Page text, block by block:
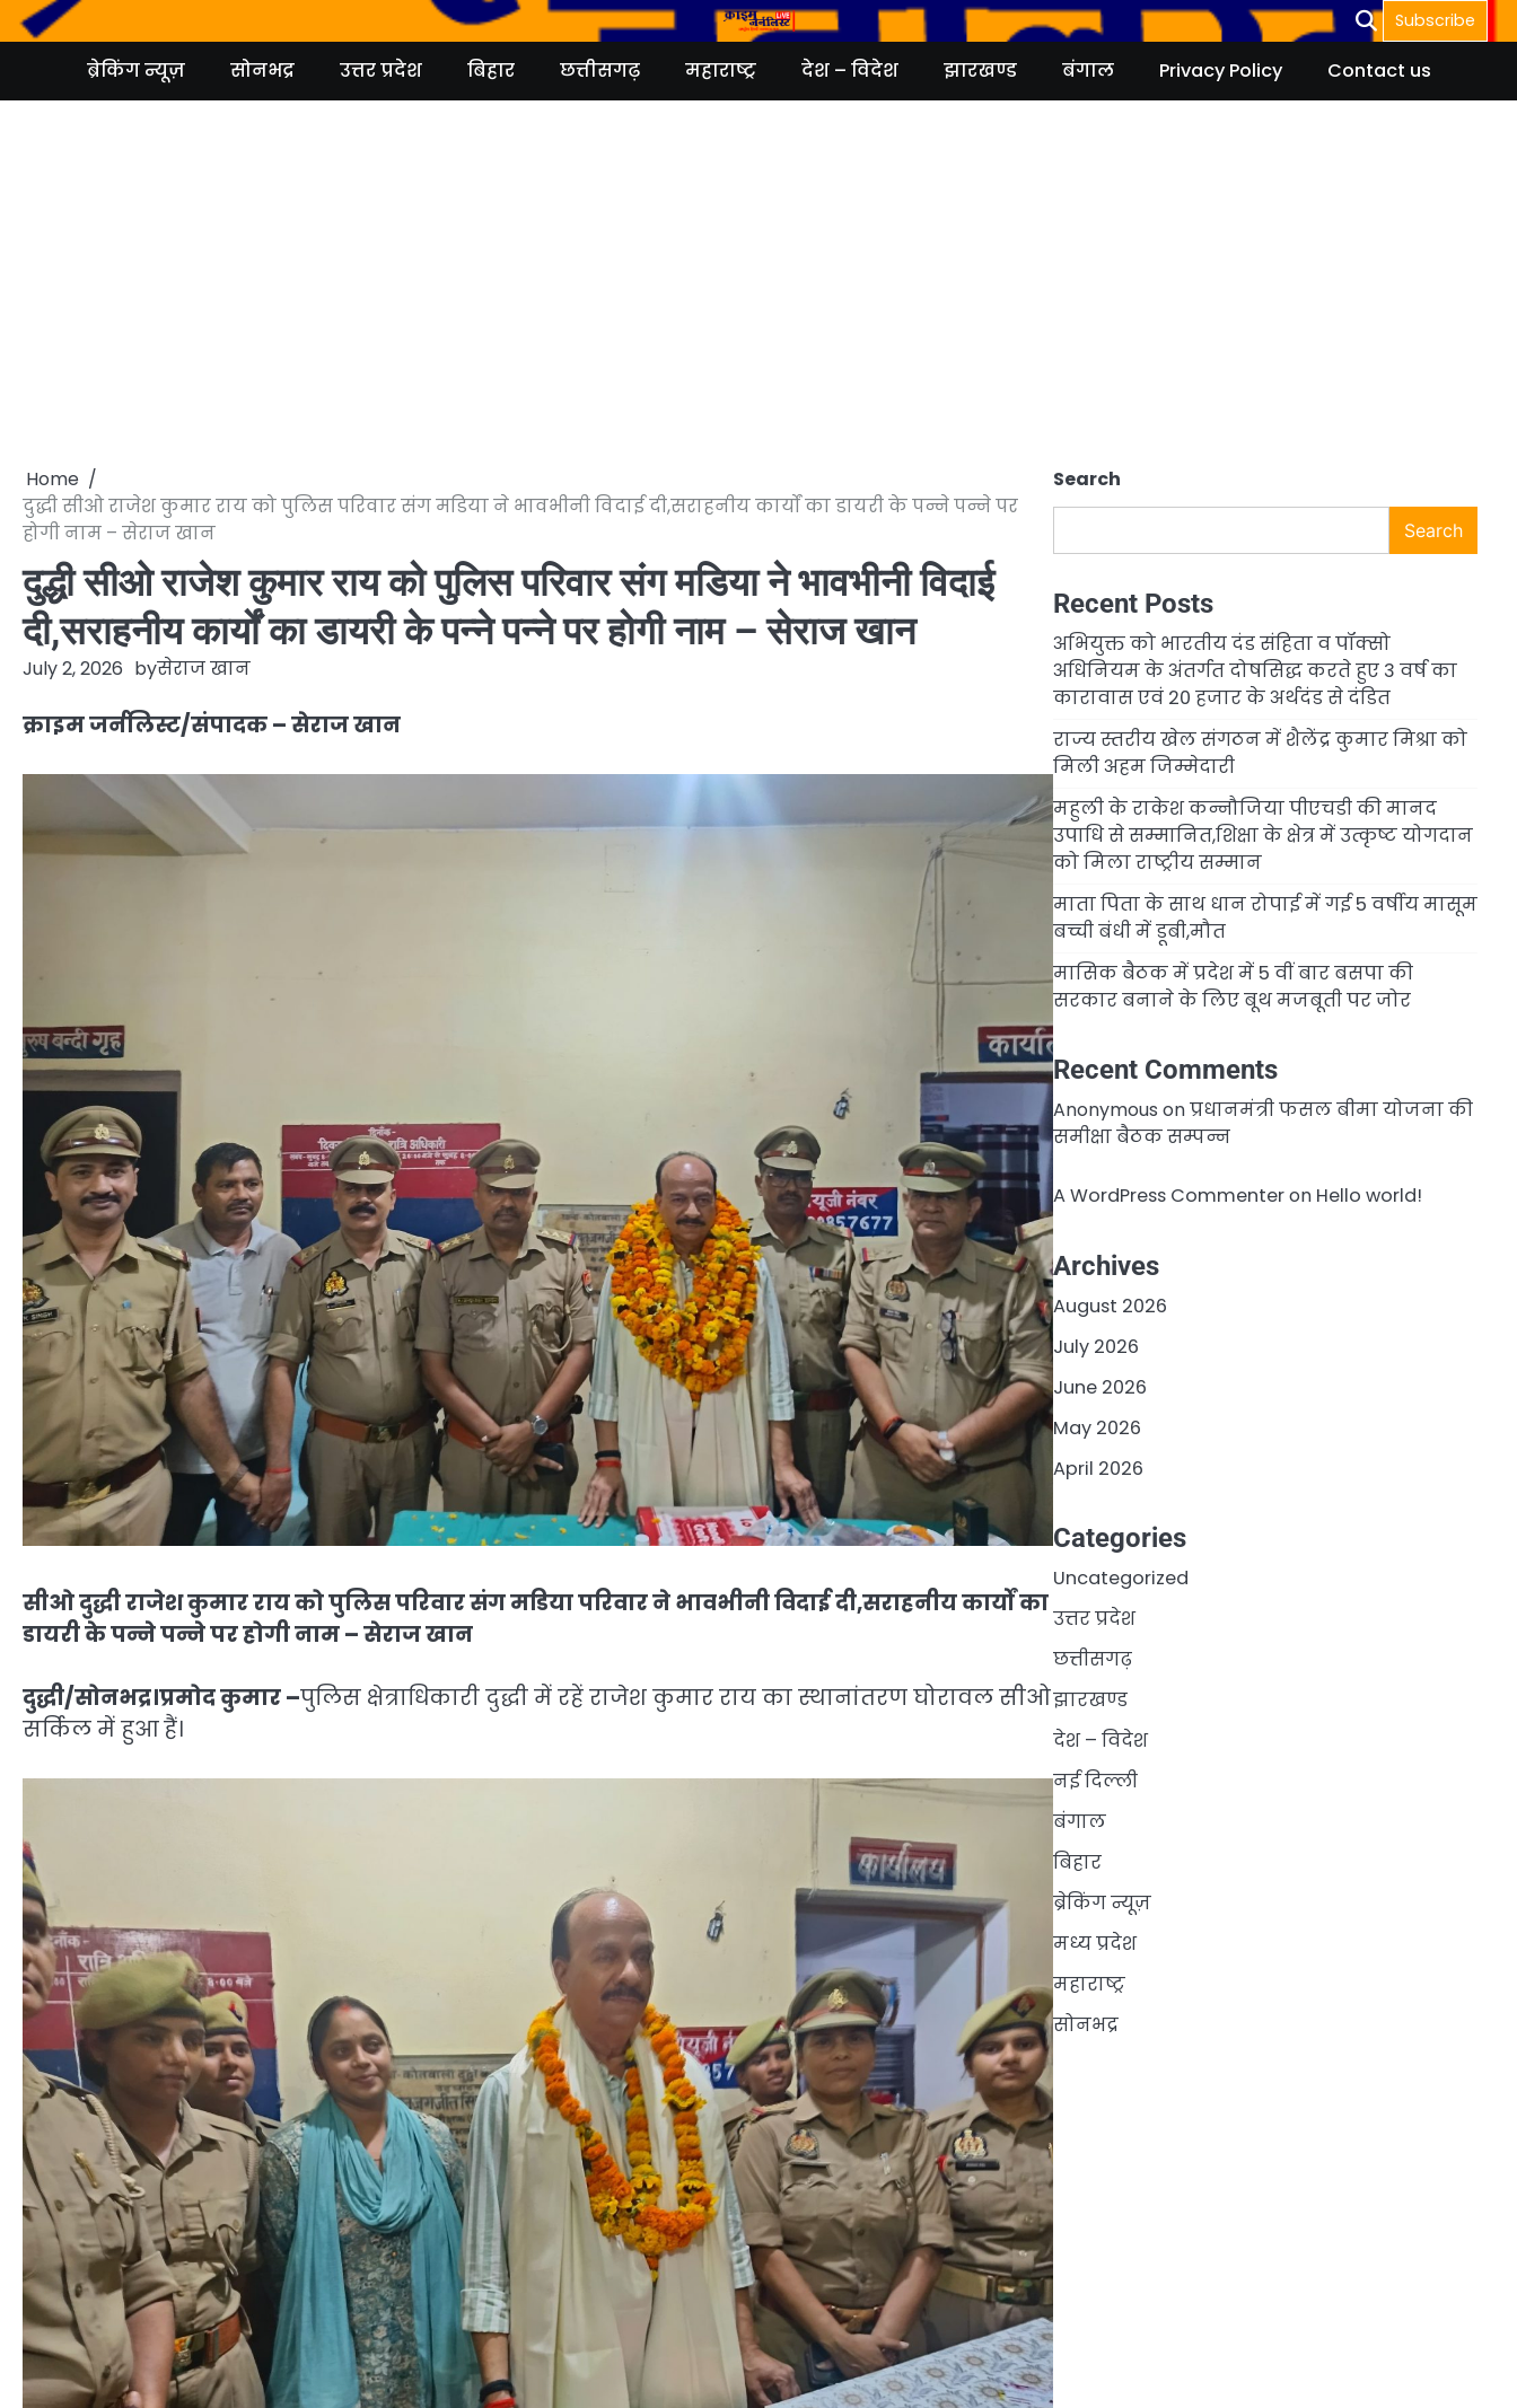
Skip
to
Subscribe
ब्रेकिंग न्यूज़ सोनभद्र उत्तर प्रदेश बिहार छत्तीसगढ़ महाराष्ट्र देश – विदेश झारखण्ड बंगाल Privacy Policy Contact us
Home
दुद्धी सीओ राजेश कुमार राय को पुलिस परिवार संग मडिया ने भावभीनी विदाई दी,सराहनीय कार्यों का डायरी के पन्ने पन्ने पर
होगी नाम – सेराज खान
दुद्धी सीओ राजेश कुमार राय को पुलिस परिवार संग मडिया ने भावभीनी विदाई
दी,सराहनीय कार्यों का डायरी के पन्ने पन्ने पर होगी नाम – सेराज खान
July 2, 2026 byसेराज खान
क्राइम जर्नलिस्ट/संपादक – सेराज खान
सीओ दुद्धी राजेश कुमार राय को पुलिस परिवार संग मडिया परिवार ने भावभीनी विदाई दी,सराहनीय कार्यों का
डायरी के पन्ने पन्ने पर होगी नाम – सेराज खान
दुद्धी/सोनभद्र।प्रमोद कुमार –पुलिस क्षेत्राधिकारी दुद्धी में रहें राजेश कुमार राय का स्थानांतरण घोरावल सीओ
सर्किल में हुआ हैं।
Search
Search
Recent Posts
अभियुक्त को भारतीय दंड संहिता व पॉक्सो
अधिनियम के अंतर्गत दोषसिद्ध करते हुए 3 वर्ष का
कारावास एवं 20 हजार के अर्थदंड से दंडित
राज्य स्तरीय खेल संगठन में शैलेंद्र कुमार मिश्रा को
मिली अहम जिम्मेदारी
महुली के राकेश कन्नौजिया पीएचडी की मानद
उपाधि से सम्मानित,शिक्षा के क्षेत्र में उत्कृष्ट योगदान
को मिला राष्ट्रीय सम्मान
माता पिता के साथ धान रोपाई में गई 5 वर्षीय मासूम
बच्ची बंधी में डूबी,मौत
मासिक बैठक में प्रदेश में 5 वीं बार बसपा की
सरकार बनाने के लिए बूथ मजबूती पर जोर
Recent Comments
Anonymous onप्रधानमंत्री फसल बीमा योजना की
समीक्षा बैठक सम्पन्न
A WordPress Commenteron Hello world!
Archives
August 2026
July 2026
June 2026
May 2026
April 2026
Categories
Uncategorized
उत्तर प्रदेश
छत्तीसगढ़
झारखण्ड
देश – विदेश
नई दिल्ली
बंगाल
बिहार
ब्रेकिंग न्यूज़
मध्य प्रदेश
महाराष्ट्र
सोनभद्र